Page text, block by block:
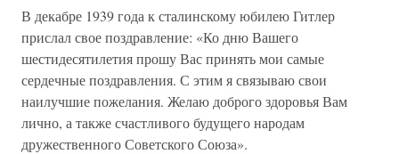
В декабре 1939 года к сталинскому юбилею Гитлер
прислал свое поздравление: «Ко дню Вашего
шестидесятилетия прошу Вас принять мои самые
сердечные поздравления. С этим я связываю свои
наилучшие пожелания. Желаю доброго здоровья Вам
лично, а также счастливого будущего народам
дружественного Советского Союза».